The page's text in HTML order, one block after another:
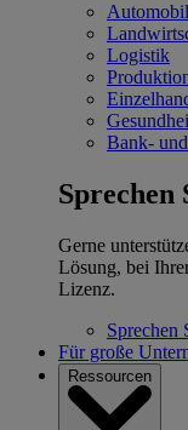
Logistik
Bank-
Sprechen
Gerne
Lösung, bei
Lizenz.
Sprechen
Für große
Ressourcen